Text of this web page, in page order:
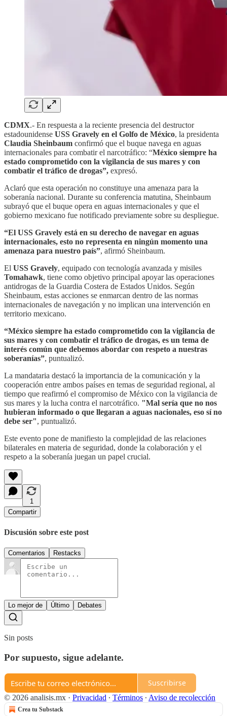
CDMX.- En respuesta a la reciente presencia del destructor
estadounidense USS Gravely en el Golfo de México, la presidenta
Claudia Sheinbaum confirmó que el buque navega en aguas
internacionales para combatir el narcotráfico: “México siempre ha
estado comprometido con la vigilancia de sus mares y con
combatir el tráfico de drogas”, expresó.
Aclaró que esta operación no constituye una amenaza para la
soberanía nacional. Durante su conferencia matutina, Sheinbaum
subrayó que el buque opera en aguas internacionales y que el
gobierno mexicano fue notificado previamente sobre su despliegue.
“El USS Gravely está en su derecho de navegar en aguas
internacionales, esto no representa en ningún momento una
amenaza para nuestro país”, afirmó Sheinbaum.
El USS Gravely, equipado con tecnología avanzada y misiles
Tomahawk, tiene como objetivo principal apoyar las operaciones
antidrogas de la Guardia Costera de Estados Unidos. Según
Sheinbaum, estas acciones se enmarcan dentro de las normas
internacionales de navegación y no implican una intervención en
territorio mexicano.
“México siempre ha estado comprometido con la vigilancia de
sus mares y con combatir el tráfico de drogas, es un tema de
interés común que debemos abordar con respeto a nuestras
soberanías”, puntualizó.
La mandataria destacó la importancia de la comunicación y la
cooperación entre ambos países en temas de seguridad regional, al
tiempo que reafirmó el compromiso de México con la vigilancia de
sus mares y la lucha contra el narcotráfico. "Mal sería que no nos
hubieran informado o que llegaran a aguas nacionales, eso sí no
debe ser", puntualizó.
Este evento pone de manifiesto la complejidad de las relaciones
bilaterales en materia de seguridad, donde la colaboración y el
respeto a la soberanía juegan un papel crucial.
1
Compartir
Discusión sobre este post
Comentarios Restacks
Lo mejor de Último Debates
Sin posts
Por supuesto, sigue adelante.
Suscribirse
© 2026 analisis.mx · Privacidad ∙ Términos ∙ Aviso de recolección
Crea tu Substack